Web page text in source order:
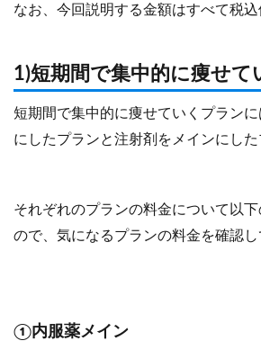
なお、今回説明する金額はすべて税込
1)短期間で集中的に痩せて
短期間で集中的に痩せていくプラン
にしたプランと注射剤をメインにした
それぞれのプランの料金について以
ので、気になるプランの料金を確認し
①内服薬メイン